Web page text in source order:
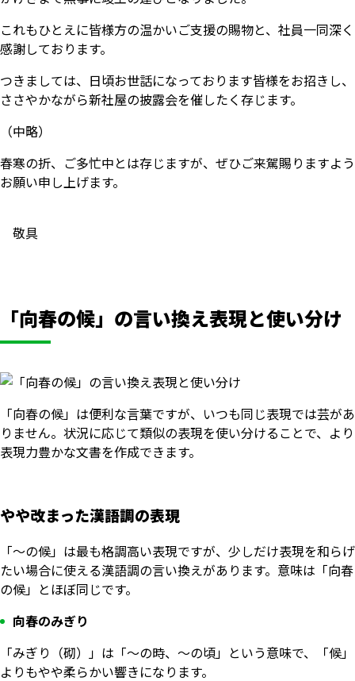
これもひとえに皆様方の温かいご支援の賜物と、社員一同深く
感謝しております。
つきましては、日頃お世話になっております皆様をお招きし、
ささやかながら新社屋の披露会を催したく存じます。
（中略）
春寒の折、ご多忙中とは存じますが、ぜひご来駕賜りますよう
お願い申し上げます。
敬具
「向春の候」の言い換え表現と使い分け
「向春の候」は便利な言葉ですが、いつも同じ表現では芸があ
りません。状況に応じて類似の表現を使い分けることで、より
表現力豊かな文書を作成できます。
やや改まった漢語調の表現
「～の候」は最も格調高い表現ですが、少しだけ表現を和らげ
たい場合に使える漢語調の言い換えがあります。意味は「向春
の候」とほぼ同じです。
向春のみぎり
「みぎり（砌）」は「～の時、～の頃」という意味で、「候」
よりもやや柔らかい響きになります。